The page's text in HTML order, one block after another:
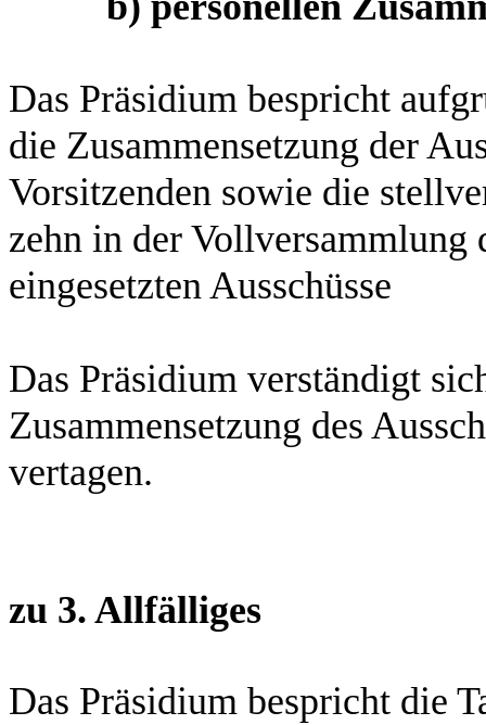
Das Präsidium bespricht
die Zusammensetzung der
Vorsitzenden sowie die
zehn in der Vollversammlung
eingesetzten Ausschüsse
Das Präsidium verständigt
Zusammensetzung des
vertagen.
zu 3. Allfälliges
Das Präsidium bespricht die